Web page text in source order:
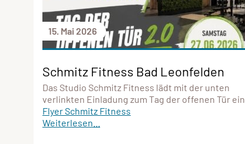
15. Mai 2026
Schmitz Fitness Bad Leonfelden
Das Studio Schmitz Fitness lädt mit der unten
verlinkten Einladung zum Tag der offenen Tür ein.
Flyer Schmitz Fitness
Weiterlesen...